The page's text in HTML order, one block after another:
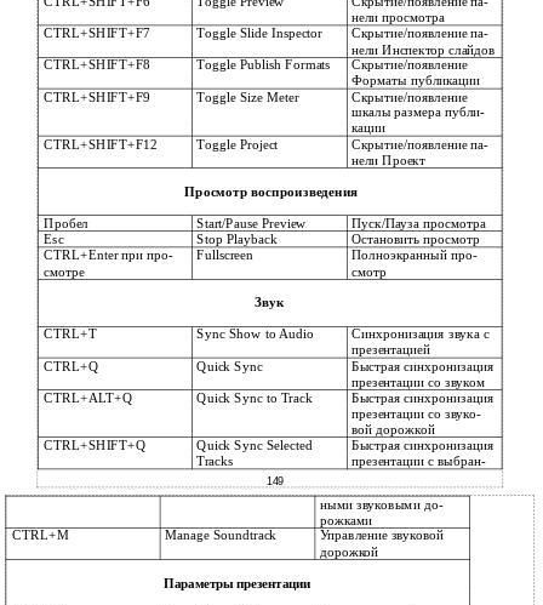
нели просмотра
CTRL+SHIFT+F7
Toggle Slide Inspector
Скрытие/появление па-
нели Инспектор слайдов
CTRL+SHIFT+F8
Toggle Publish Formats Скрытие/появление
Форматы публикации
CTRL+SHIFT+F9 Toggle Size Meter
Скрытие/появление
шкалы размера публи-
кации
CTRL+SHIFT+F12 Toggle Project
Скрытие/появление па-
нели Проект
Просмотр воспроизведения
Пробел Start/Pause Preview
Пуск/Пауза просмотра
Esc
Stop Playback Остановить просмотр
CTRL+Enter при про- Fullscreen Полноэкранный про-
смотре смотр
Звук
CTRL+T Sync Show to Audio Синхронизация звука с
презентацией
CTRL+Q Quick Sync
Быстрая синхронизация
презентации со звуком
CTRL+ALT+Q
Quick Sync to Track
Быстрая синхронизация
презентации со звуко-
вой дорожкой
CTRL+SHIFT+Q
Quick Sync Selected
Быстрая синхронизация
Tracks
презентации с выбран-
149
ными звуковыми до-
рожками
CTRL+M Manage Soundtrack Управление звуковой
дорожкой
Параметры презентации